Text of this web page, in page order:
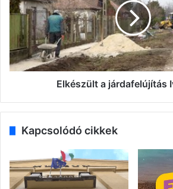
Iváncsán
Elkészült a járdafelújítás
Kapcsolódó cikkek